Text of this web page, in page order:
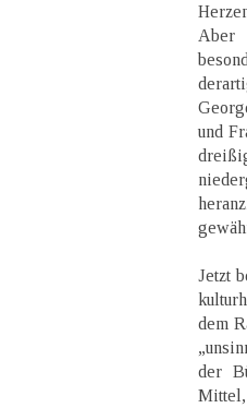
Aber
und
Jetzt
dem
der
Mittel,